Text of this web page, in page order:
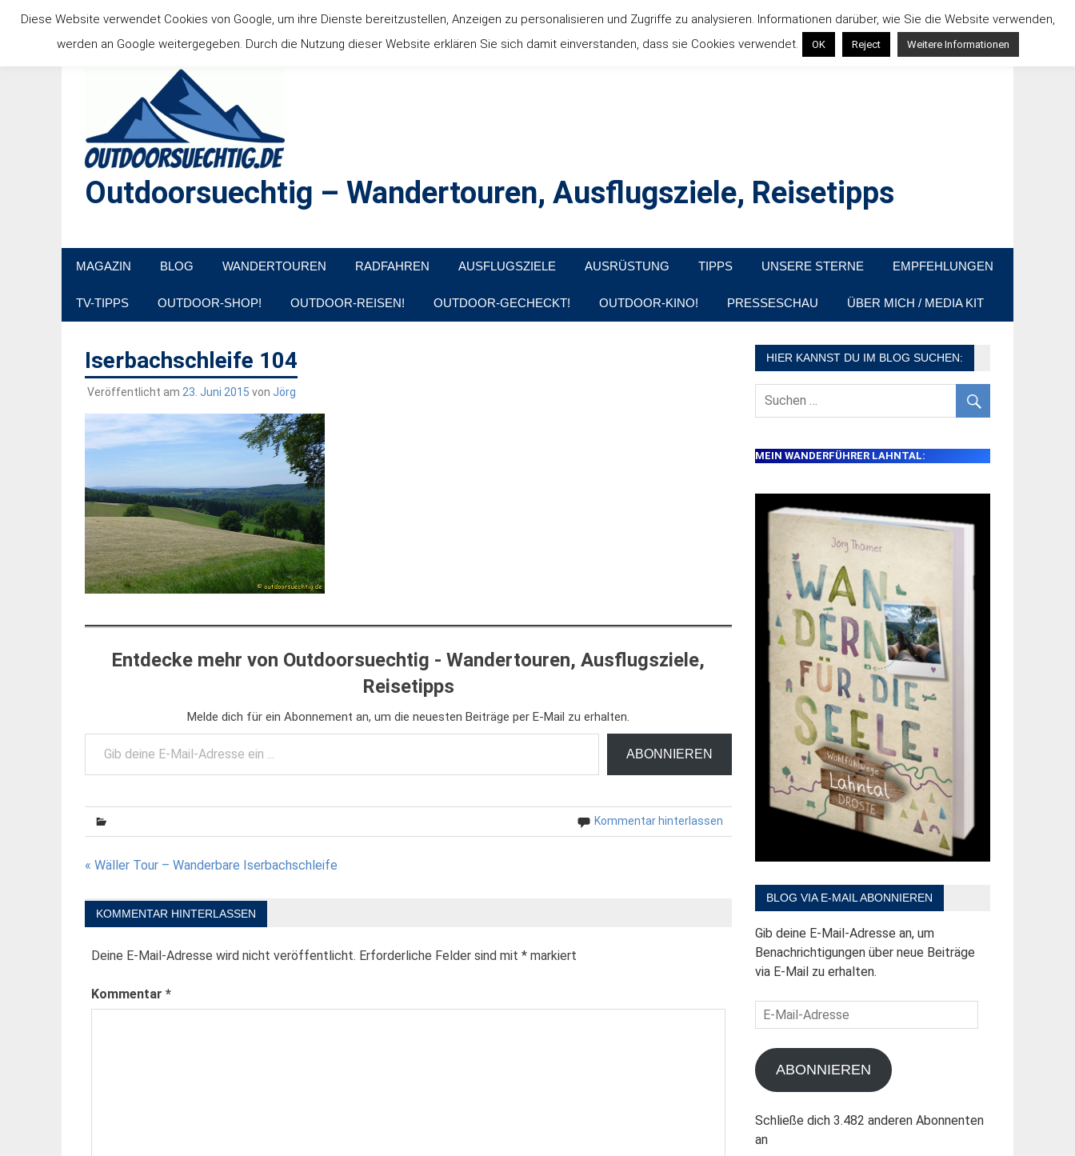
Inhalt
springen
Outdoorsuechtig – Wandertouren, Ausflugsziele, Reisetipps
MAGAZIN BLOG WANDERTOUREN RADFAHREN AUSFLUGSZIELE AUSRÜSTUNG TIPPS UNSERE STERNE EMPFEHLUNGEN
TV-TIPPS OUTDOOR-SHOP! OUTDOOR-REISEN! OUTDOOR-GECHECKT! OUTDOOR-KINO! PRESSESCHAU ÜBER MICH / MEDIA KIT
Iserbachschleife 104
Veröffentlicht am 23. Juni 2015 von Jörg
Entdecke mehr von Outdoorsuechtig - Wandertouren, Ausflugsziele,
Reisetipps
Melde dich für ein Abonnement an, um die neuesten Beiträge per E-Mail zu erhalten.
Gib deine E-Mail-Adresse ein ...
ABONNIEREN
Kommentar hinterlassen
Beitragsnavigation
« Wäller Tour – Wanderbare Iserbachschleife
KOMMENTAR HINTERLASSEN
Deine E-Mail-Adresse wird nicht veröffentlicht. Erforderliche Felder sind mit *markiert
Kommentar *
HIER KANNST DU IM BLOG SUCHEN:
MEIN WANDERFÜHRER LAHNTAL:
BLOG VIA E-MAIL ABONNIEREN
Gib deine E-Mail-Adresse an, um
Benachrichtigungen über neue Beiträge
via E-Mail zu erhalten.
E-
Mail-
Adresse
ABONNIEREN
Schließe dich 3.482 anderen Abonnenten
an
Diese Website verwendet Cookies von Google, um ihre Dienste bereitzustellen, Anzeigen zu personalisieren und Zugriffe zu analysieren. Informationen darüber, wie Sie die Website verwenden,
werden an Google weitergegeben. Durch die Nutzung dieser Website erklären Sie sich damit einverstanden, dass sie Cookies verwendet.
OK Reject Weitere Informationen